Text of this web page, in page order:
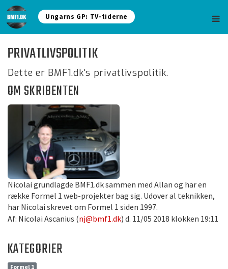
Ungarns GP: TV-tiderne
PRIVATLIVSPOLITIK
Dette er BMF1.dk's privatlivspolitik.
OM SKRIBENTEN
Nicolai grundlagde BMF1.dk sammen med Allan og har en
række Formel 1 web-projekter bag sig. Udover al teknikken,
har Nicolai skrevet om Formel 1 siden 1997.
Af: Nicolai Ascanius (nj@bmf1.dk) d. 11/05 2018 klokken 19:11
KATEGORIER
Formel 1